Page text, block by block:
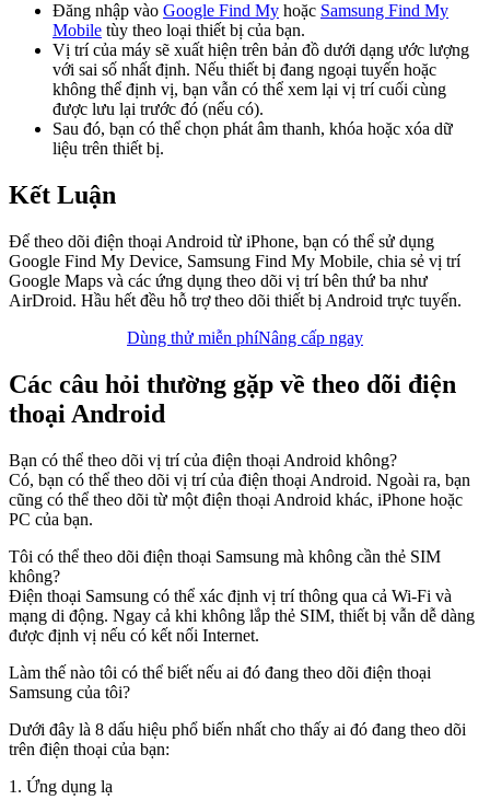
Đăng nhập vào Google Find My hoặc Samsung Find My
Mobile tùy theo loại thiết bị của bạn.
Vị trí của máy sẽ xuất hiện trên bản đồ dưới dạng ước lượng
với sai số nhất định. Nếu thiết bị đang ngoại tuyến hoặc
không thể định vị, bạn vẫn có thể xem lại vị trí cuối cùng
được lưu lại trước đó (nếu có).
Sau đó, bạn có thể chọn phát âm thanh, khóa hoặc xóa dữ
liệu trên thiết bị.
Kết Luận
Để theo dõi điện thoại Android từ iPhone, bạn có thể sử dụng
Google Find My Device, Samsung Find My Mobile, chia sẻ vị trí
Google Maps và các ứng dụng theo dõi vị trí bên thứ ba như
AirDroid. Hầu hết đều hỗ trợ theo dõi thiết bị Android trực tuyến.
Dùng thử miễn phíNâng cấp ngay
Các câu hỏi thường gặp về theo dõi điện
thoại Android
Bạn có thể theo dõi vị trí của điện thoại Android không?
Có, bạn có thể theo dõi vị trí của điện thoại Android. Ngoài ra, bạn
cũng có thể theo dõi từ một điện thoại Android khác, iPhone hoặc
PC của bạn.
Tôi có thể theo dõi điện thoại Samsung mà không cần thẻ SIM
không?
Điện thoại Samsung có thể xác định vị trí thông qua cả Wi-Fi và
mạng di động. Ngay cả khi không lắp thẻ SIM, thiết bị vẫn dễ dàng
được định vị nếu có kết nối Internet.
Làm thế nào tôi có thể biết nếu ai đó đang theo dõi điện thoại
Samsung của tôi?
Dưới đây là 8 dấu hiệu phổ biến nhất cho thấy ai đó đang theo dõi
trên điện thoại của bạn:
1. Ứng dụng lạ